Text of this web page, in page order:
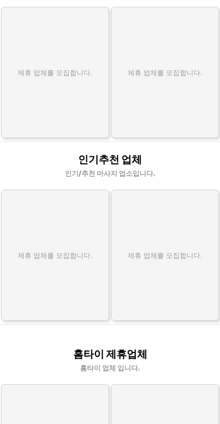
제휴 업체를 모집합니다. 제휴 업체를 모집합니다.
인기추천 업체
인기/추천 마사지 업소입니다.
제휴 업체를 모집합니다. 제휴 업체를 모집합니다.
홈타이 제휴업체
홈타이 업체 입니다.